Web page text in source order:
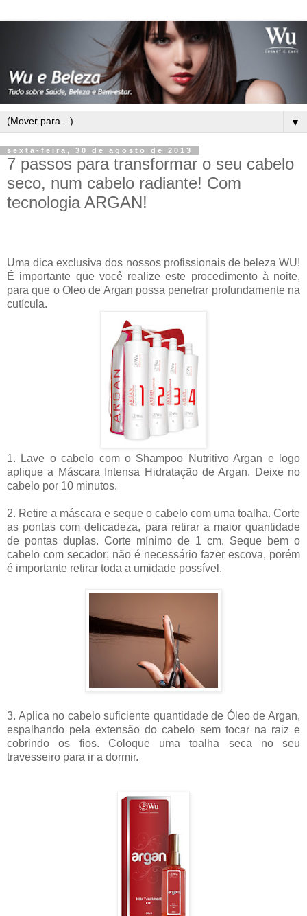
▼
sexta-feira, 30 de agosto de 2013
7 passos para transformar o seu cabelo
seco, num cabelo radiante! Com
tecnologia ARGAN!
Uma dica exclusiva dos nossos profissionais de beleza WU!
É importante que você realize este procedimento à noite,
para que o Oleo de Argan possa penetrar profundamente na
cutícula.
1. Lave o cabelo com o Shampoo Nutritivo Argan e logo
aplique a Máscara Intensa Hidratação de Argan. Deixe no
cabelo por 10 minutos.
2. Retire a máscara e seque o cabelo com uma toalha. Corte
as pontas com delicadeza, para retirar a maior quantidade
de pontas duplas. Corte mínimo de 1 cm. Seque bem o
cabelo com secador; não é necessário fazer escova, porém
é importante retirar toda a umidade possível.
3. Aplica no cabelo suficiente quantidade de Óleo de Argan,
espalhando pela extensão do cabelo sem tocar na raiz e
cobrindo os fios. Coloque uma toalha seca no seu
travesseiro para ir a dormir.